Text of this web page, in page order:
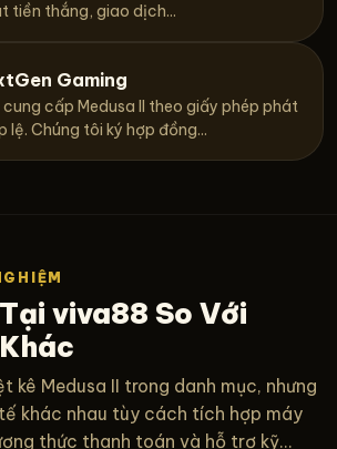
tiền thắng, giao dịch...
Gaming
cấp Medusa II theo giấy phép phát
lệ. Chúng tôi ký hợp đồng...
viva88 So Với
kê Medusa II trong danh mục, nhưng
khác nhau tùy cách tích hợp máy
thức thanh toán và hỗ trợ kỹ...